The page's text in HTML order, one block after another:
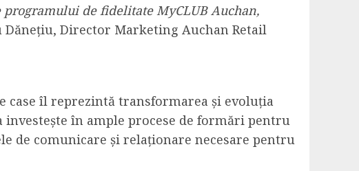
de fidelitate MyCLUB Auchan,
Dănețiu, Director Marketing Auchan Retail
case îl reprezintă transformarea și evoluția
în ample procese de formări pentru
de comunicare și relaționare necesare pentru